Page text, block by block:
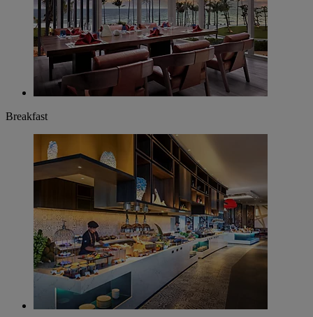
Breakfast